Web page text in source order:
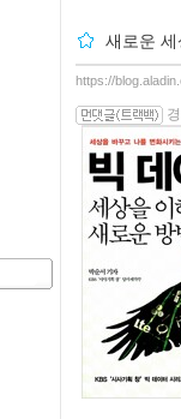
새로운
https://